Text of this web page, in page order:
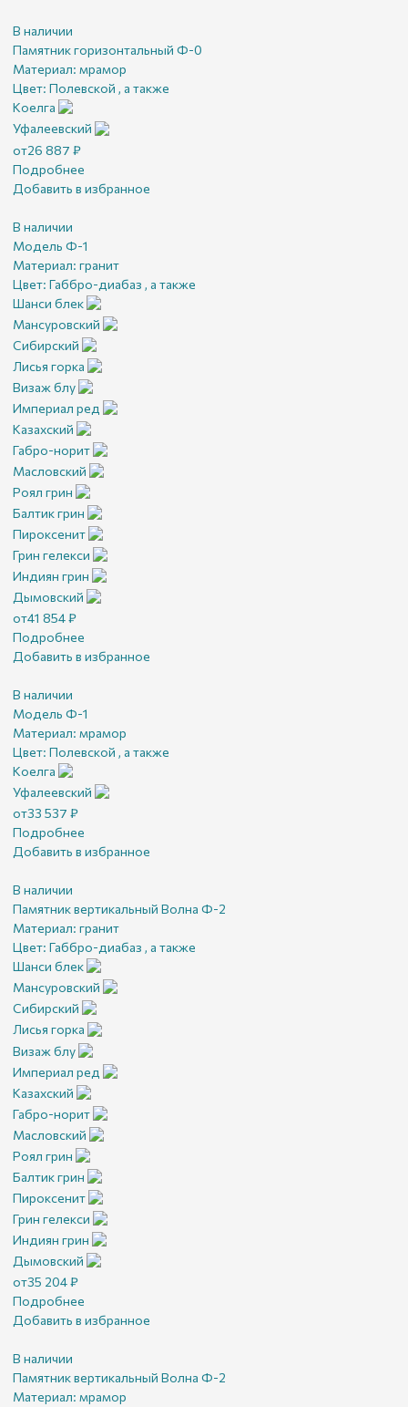
В наличии
Памятник горизонтальный Ф-0
Материал: мрамор
Цвет: Полевской , а также
Коелга
Уфалеевский
от26 887 ₽
Подробнее
Добавить в избранное
В наличии
Модель Ф-1
Материал: гранит
Цвет: Габбро-диабаз , а также
Шанси блек
Мансуровский
Сибирский
Лисья горка
Визаж блу
Империал ред
Казахский
Габро-норит
Масловский
Роял грин
Балтик грин
Пироксенит
Грин гелекси
Индиян грин
Дымовский
от41 854₽
Подробнее
Добавить в избранное
В наличии
Модель Ф-1
Материал: мрамор
Цвет: Полевской , а также
Коелга
Уфалеевский
от33 537 ₽
Подробнее
Добавить в избранное
В наличии
Памятник вертикальный Волна Ф-2
Материал: гранит
Цвет: Габбро-диабаз , а также
Шанси блек
Мансуровский
Сибирский
Лисья горка
Визаж блу
Империал ред
Казахский
Габро-норит
Масловский
Роял грин
Балтик грин
Пироксенит
Грин гелекси
Индиян грин
Дымовский
от35 204₽
Подробнее
Добавить в избранное
В наличии
Памятник вертикальный Волна Ф-2
Материал: мрамор